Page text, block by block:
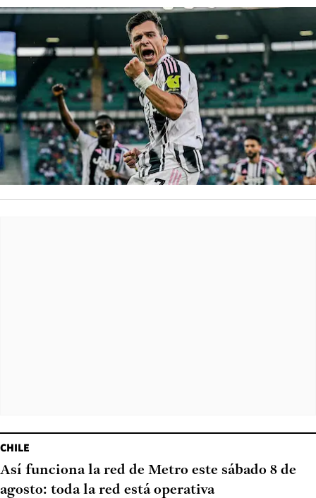
CHILE
Así funciona la red de Metro este sábado 8 de
agosto: toda la red está operativa